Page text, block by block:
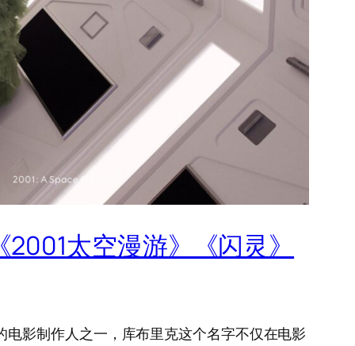
太空漫游》《闪灵》
影制作人之一，库布里克这个名字不仅在电影